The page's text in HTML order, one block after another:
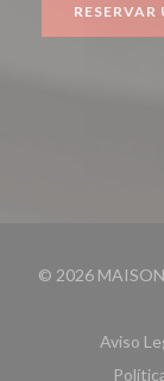
RESERVAR
© 2026
Aviso